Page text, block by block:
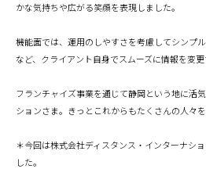
かな気持ちや広がる笑顔を表現しました。
機能面では、運用のしやすさを考慮してシンプ
など、クライアント自身でスムーズに情報を変更
フランチャイズ事業を通じて静岡という地に活
ションさま。きっとこれからもたくさんの人々
＊今回は株式会社ディスタンス・インターナシ
した。